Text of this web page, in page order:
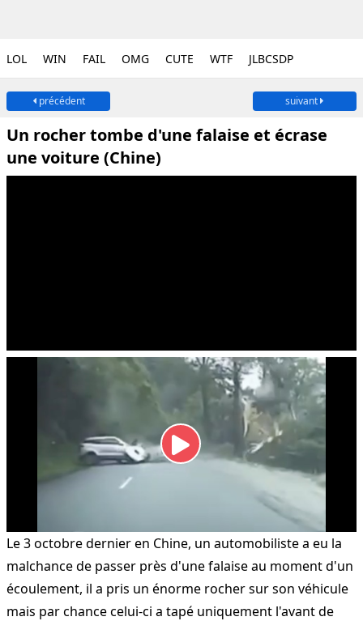
LOL WIN FAIL OMG CUTE WTF JLBCSDP
précédent suivant
Un rocher tombe d'une falaise et écrase
une voiture (Chine)
Le 3 octobre dernier en Chine, un automobiliste a eu la
malchance de passer près d'une falaise au moment d'un
écoulement, il a pris un énorme rocher sur son véhicule
mais par chance celui-ci a tapé uniquement l'avant de